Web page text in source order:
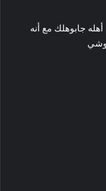
جابوهلك مع أنه
وشي